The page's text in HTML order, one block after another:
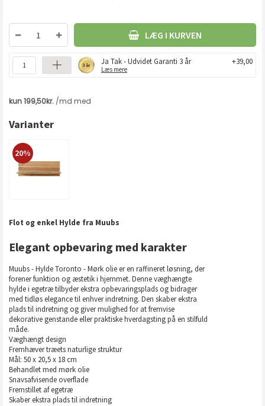
LÆG I KURVEN
Ja Tak - Udvidet Garanti 3 år
Læs mere
+39,00
Varianter
20%
Flot og enkel Hylde fra Muubs
Elegant opbevaring med karakter
Muubs - Hylde Toronto - Mørk olie er en raffineret løsning, der
forener funktion og æstetik i hjemmet. Denne væghængte
hylde i egetræ tilbyder ekstra opbevaringsplads og bidrager
med tidløs elegance til enhver indretning. Den skaber ekstra
plads til indretning og giver mulighed for at fremvise
dekorative genstande eller praktiske hverdagsting på en stilfuld
måde.
Væghængt design
Fremhæver træets naturlige struktur
Mål: 50 x 20,5 x 18 cm
Behandlet med mørk olie
Snavsafvisende overflade
Fremstillet af egetræ
Skaber ekstra plads til indretning